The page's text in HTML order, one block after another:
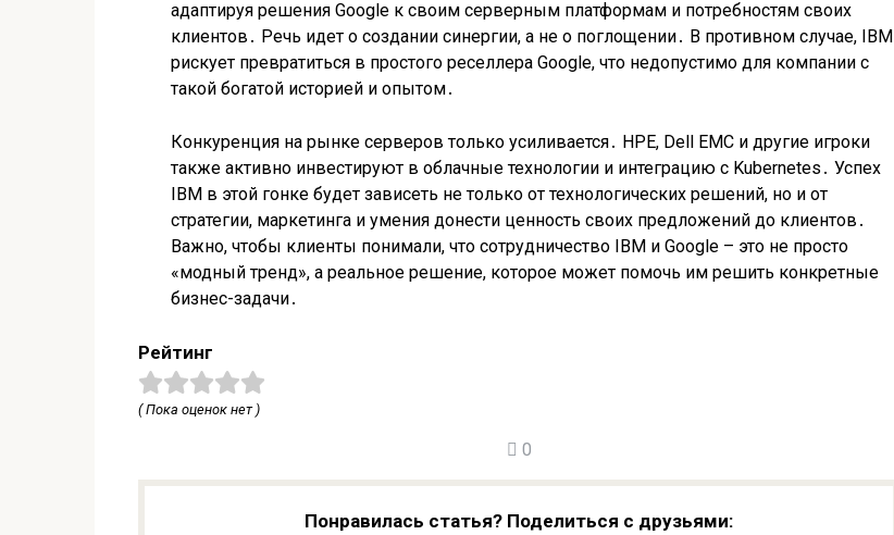
адаптируя решения Google к своим серверным платформам и потребностям своих
клиентов․ Речь идет о создании синергии, а не о поглощении․ В противном случае, IBM
рискует превратиться в простого реселлера Google, что недопустимо для компании с
такой богатой историей и опытом․
Конкуренция на рынке серверов только усиливается․ HPE, Dell EMC и другие игроки
также активно инвестируют в облачные технологии и интеграцию с Kubernetes․ Успех
IBM в этой гонке будет зависеть не только от технологических решений, но и от
стратегии, маркетинга и умения донести ценность своих предложений до клиентов․
Важно, чтобы клиенты понимали, что сотрудничество IBM и Google – это не просто
«модный тренд», а реальное решение, которое может помочь им решить конкретные
бизнес-задачи․
Рейтинг
( Пока оценок нет )
0
Понравилась статья? Поделиться с друзьями: